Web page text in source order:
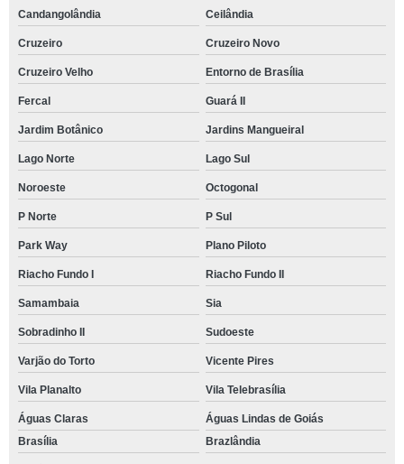
Candangolândia Ceilândia
Cruzeiro Cruzeiro Novo
Cruzeiro Velho Entorno de Brasília
Fercal Guará II
Jardim Botânico Jardins Mangueiral
Lago Norte Lago Sul
Noroeste Octogonal
P Norte P Sul
Park Way Plano Piloto
Riacho Fundo I Riacho Fundo II
Samambaia Sia
Sobradinho II Sudoeste
Varjão do Torto Vicente Pires
Vila Planalto Vila Telebrasília
Águas Claras
Águas Lindas de Goiás
Brasília
Brazlândia